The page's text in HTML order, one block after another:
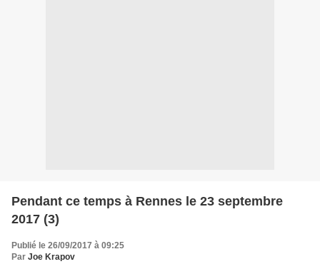
Pendant ce temps à Rennes le 23 septembre
2017 (3)
Publié le 26/09/2017 à 09:25
Par Joe Krapov